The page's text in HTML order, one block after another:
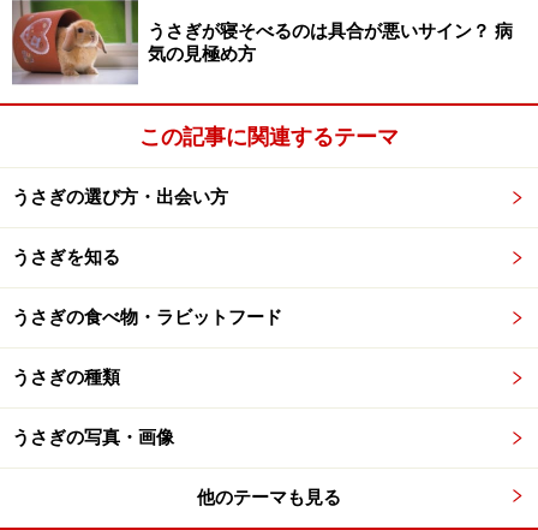
見逃しがちな小さな植物。ハコベ
小鳥もこの草が大好きです。ほとんどの動物に与えてよ
い、安全で効果の高い植物です。消化管の内膜を保護
し、消化を助ける役目もあります。穏やかな強壮剤にも
なり、また、飲み込んだ毛を排出しやすくする作用もあ
ります。
うさぎが食べられる野草・植物4：シロツメ
四つ葉も三つ葉も同じ味
うさぎが寝そべるのは具合が悪いサイン？ 病
気の見極め方
この記事に関連するテーマ
うさぎの選び方・出会い方
うさぎを知る
うさぎの食べ物・ラビットフード
うさぎの種類
うさぎの写真・画像
他のテーマも見る